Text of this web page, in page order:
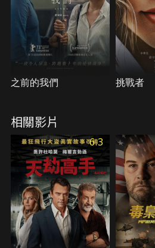
之前的我們 挑戰者
相關影片
6.3